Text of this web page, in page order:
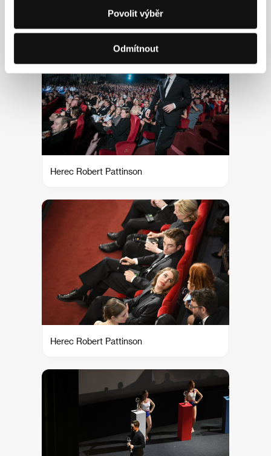
Povolit výběr
Odmítnout
Herec Robert Pattinson
Herec Robert Pattinson